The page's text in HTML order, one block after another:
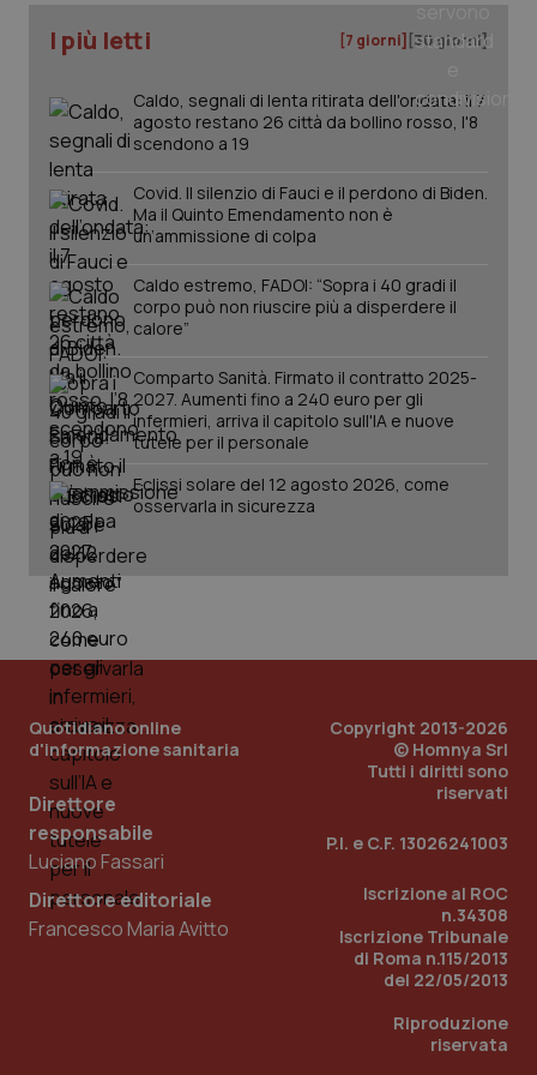
I più letti [7 giorni] [30 giorni]
Caldo, segnali di lenta ritirata dell'ondata: il 7
agosto restano 26 città da bollino rosso, l'8
scendono a 19
Covid. Il silenzio di Fauci e il perdono di Biden.
Ma il Quinto Emendamento non è
un’ammissione di colpa
Caldo estremo, FADOI: “Sopra i 40 gradi il
corpo può non riuscire più a disperdere il
calore”
Comparto Sanità. Firmato il contratto 2025-
2027. Aumenti fino a 240 euro per gli
infermieri, arriva il capitolo sull'IA e nuove
tutele per il personale
Eclissi solare del 12 agosto 2026, come
osservarla in sicurezza
Quotidiano online
d'informazione sanitaria
Direttore
responsabile
Luciano Fassari
Direttore editoriale
Francesco Maria Avitto
Copyright 2013-2026
© Homnya Srl
Tutti i diritti sono
riservati
P.I. e C.F. 13026241003
Iscrizione al ROC
n.34308
Iscrizione Tribunale
di Roma n.115/2013
del 22/05/2013
Riproduzione
riservata
tracking-sites-ironfish-
tracking-enable
www.quotidianosanita.it
tracking-sites-ironfish-
session-id
_ga